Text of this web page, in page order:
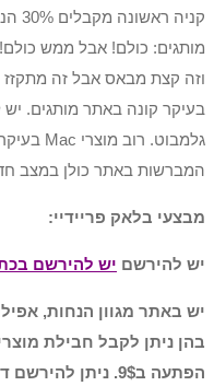
קניה ראשונה מקבלים 30% הנחה,
וזה קצת מבאס אבל זה
המברשות באתר כולן במצב
מבצעי בלאק פריידיי:
יש להירשם יש להירשם
בהן ניתן לקבל חבילת
הפתעה ב9$. ניתן